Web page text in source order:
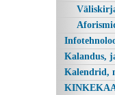
Kalandus,
Kalendrid,